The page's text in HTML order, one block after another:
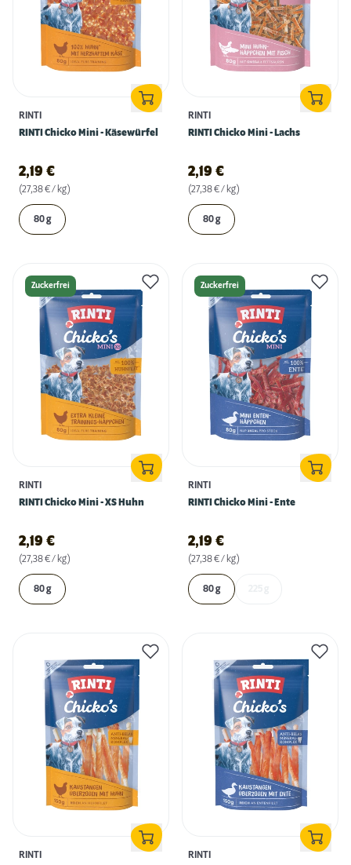
RINTI
RINTI Chicko Mini - Käsewürfel
2,19 €
(27,38 € / kg)
80 g
RINTI
RINTI Chicko Mini - Lachs
2,19 €
(27,38 € / kg)
80 g
Zuckerfrei
RINTI
RINTI Chicko Mini - XS Huhn
2,19 €
(27,38 € / kg)
80 g
Zuckerfrei
RINTI
RINTI Chicko Mini - Ente
2,19 €
(27,38 € / kg)
80 g
RINTI
RINTI